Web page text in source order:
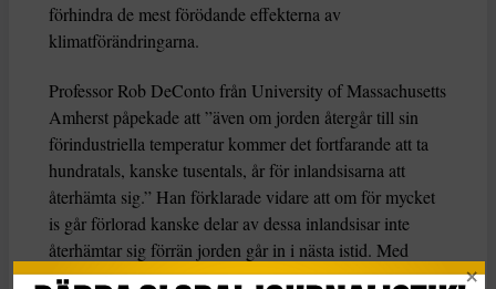
förhindra de mest förödande effekterna av
klimatförändringarna.
Professor Rob DeConto från University of Massachusetts
Amherst påpekade att ”även om jorden återgår till sin
förindustriella temperatur kommer det fortfarande att ta
hundratals, kanske tusentals, år för inlandsisarna att
återhämta sig.” Han förklarade vidare att om för mycket
is går förlorad kanske delar av dessa inlandsisar inte
återhämtar sig förrän jorden går in i nästa istid. Med
andra ord kommer mark som förlorats på grund av